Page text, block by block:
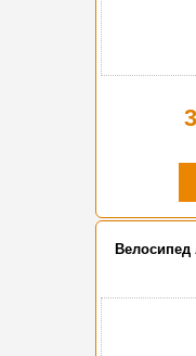
Велосипед